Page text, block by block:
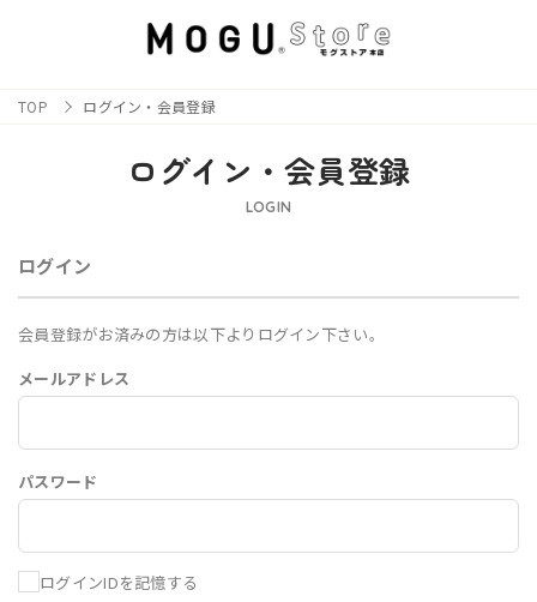
TOP ログイン・会員登録
ログイン・会員登録
LOGIN
ログイン
会員登録がお済みの方は以下よりログイン下さい。
メールアドレス
パスワード
ログインIDを記憶する